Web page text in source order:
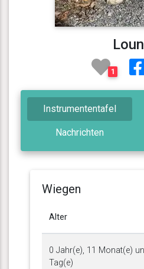
1
Instrumententafel
Nachrichten
Wiegen
Alter
0 Jahr(e), 11 Monat(e)
Tag(e)